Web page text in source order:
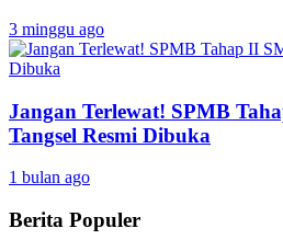
3 minggu ago
Jangan Terlewat! SPMB
Tangsel Resmi Dibuka
1 bulan ago
Berita Populer